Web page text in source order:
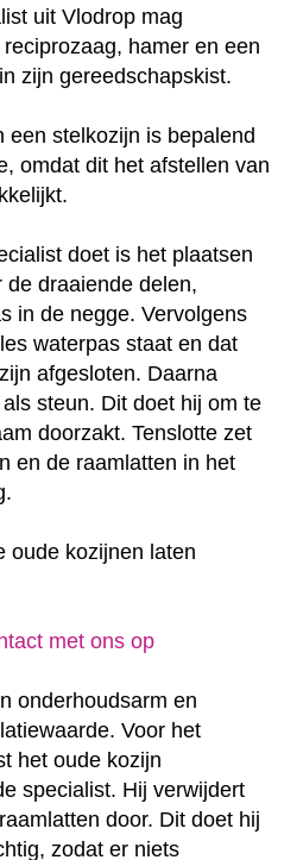
uit Vlodrop mag
hamer en een
zijn gereedschapskist.
een stelkozijn is bepalend
omdat dit het afstellen van
doet is het plaatsen
draaiende delen,
in de negge. Vervolgens
waterpas staat en dat
afgesloten. Daarna
steun. Dit doet hij om te
doorzakt. Tenslotte zet
en de raamlatten in het
oude kozijnen laten
met ons op
onderhoudsarm en
Voor het
het oude kozijn
specialist. Hij verwijdert
door. Dit doet hij
zodat er niets